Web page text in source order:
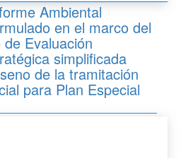
Ambiental
en el marco del
Evaluación
simplificada
de la tramitación
para Plan Especial